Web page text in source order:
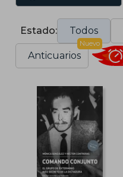
Estado: Todos
Anticuarios
Nuevo